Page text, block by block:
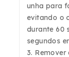
unha para
evitando o
durante 60
segundos
3.